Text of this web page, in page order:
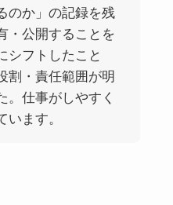
のか」の記録を残
・公開することを
シフトしたこと
割・責任範囲が明
。仕事がしやすく
います。